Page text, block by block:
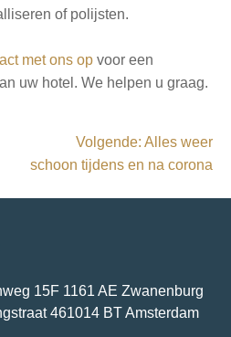
of polijsten.
met ons op voor een
uw hotel. We helpen u graag.
Volgende: Alles weer
schoon tijdens en na corona
15F 1161 AE Zwanenburg
461014 BT Amsterdam